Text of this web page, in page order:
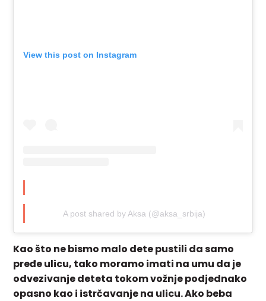
View this post on Instagram
A post shared by Aksa (@aksa_srbija)
Kao što ne bismo malo dete pustili da samo
pređe ulicu, tako moramo imati na umu da je
odvezivanje deteta tokom vožnje podjednako
opasno kao i istrčavanje na ulicu. Ako beba